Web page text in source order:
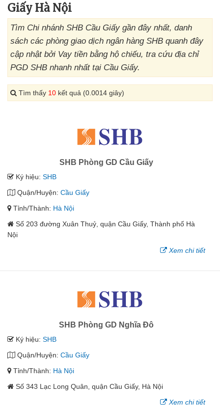
Giấy Hà Nội
Tìm Chi nhánh SHB Cầu Giấy gần đây nhất, danh
sách các phòng giao dịch ngân hàng SHB quanh đây
cập nhật bởi Vay tiền bằng hộ chiếu, tra cứu địa chỉ
PGD SHB nhanh nhất tại Cầu Giấy.
Tìm thấy 10 kết quả (0.0014 giây)
SHB Phòng GD Cầu Giấy
Ký hiệu: SHB
Quận/Huyện: Cầu Giấy
Tỉnh/Thành: Hà Nội
Số 203 đường Xuân Thuỷ, quận Cầu Giấy, Thành phố Hà
Nội
Xem chi tiết
SHB Phòng GD Nghĩa Đô
Ký hiệu: SHB
Quận/Huyện: Cầu Giấy
Tỉnh/Thành: Hà Nội
Số 343 Lạc Long Quân, quận Cầu Giấy, Hà Nội
Xem chi tiết